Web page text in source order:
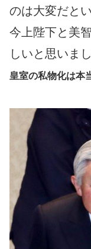
のは大変だと
今上陛下と美
しいと思いまし
皇室の私物化は本